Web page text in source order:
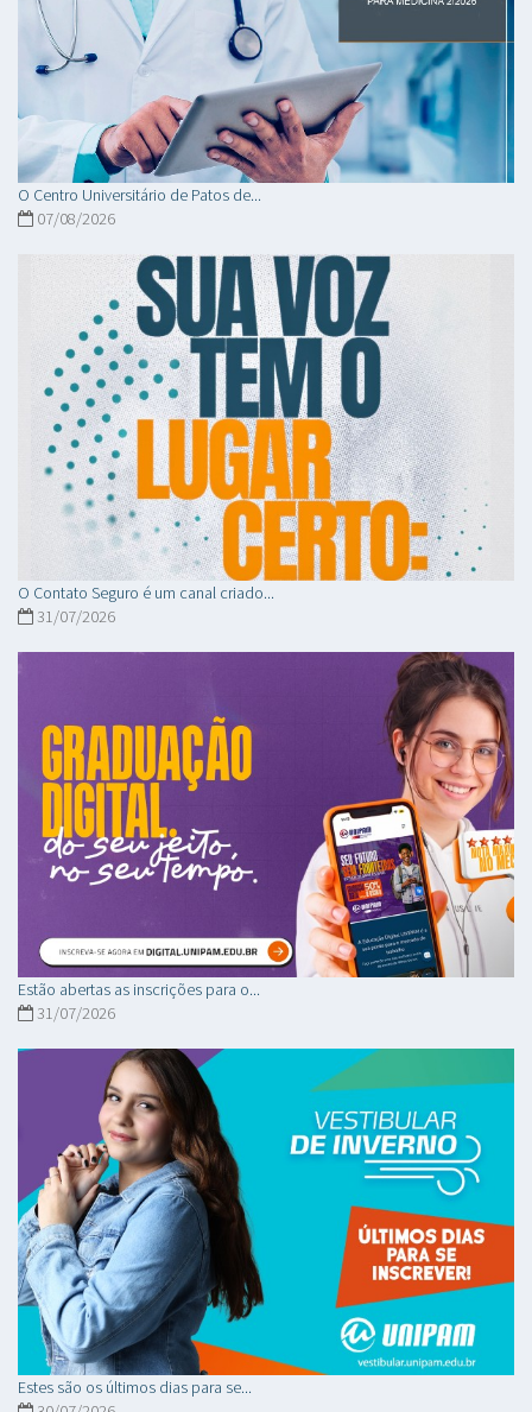
O Centro Universitário de Patos de...
07/08/2026
O Contato Seguro é um canal criado...
31/07/2026
Estão abertas as inscrições para o...
31/07/2026
Estes são os últimos dias para se...